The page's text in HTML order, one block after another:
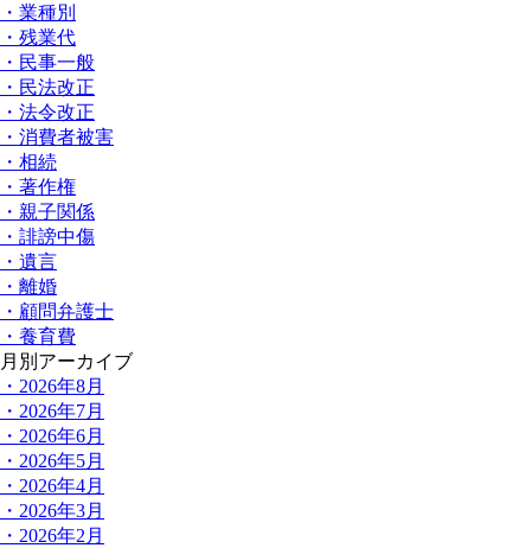
・業種別
・残業代
・民事一般
・民法改正
・法令改正
・消費者被害
・相続
・著作権
・親子関係
・誹謗中傷
・遺言
・離婚
・顧問弁護士
・養育費
月別アーカイブ
・2026年8月
・2026年7月
・2026年6月
・2026年5月
・2026年4月
・2026年3月
・2026年2月